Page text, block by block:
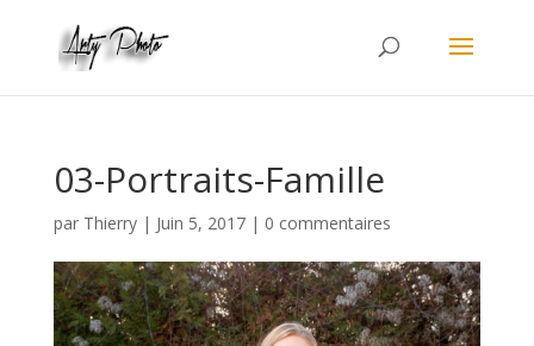
03-Portraits-Famille
par Thierry| Juin 5, 2017| 0 commentaires